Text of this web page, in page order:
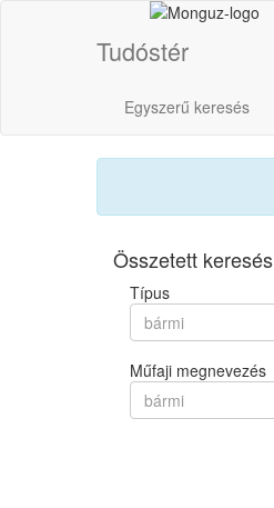
Tudóstér
Egyszerű keresés
Összetett keresés
Típus
bármi
Műfaji megnevezés
bármi